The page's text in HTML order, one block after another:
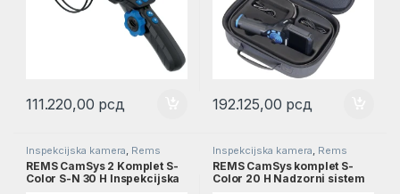
111.220,00 рсд 192.125,00 рсд
Inspekcijska kamera Rems
REMS CamSys 2 Komplet S-
Color S-N 30 H Inspekcijska
Inspekcijska kamera Rems
REMS CamSys komplet S-
Color 20 H Nadzorni sistem